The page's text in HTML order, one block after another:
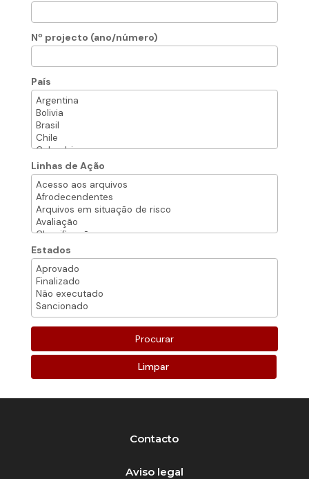
Nº projecto (ano/número)
País
Linhas de Ação
Estados
Limpar
Contacto
Aviso legal